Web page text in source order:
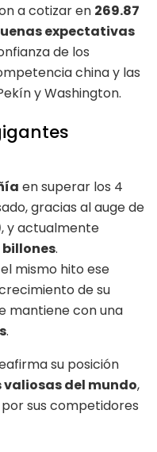
a cotizar en 269.87
expectativas
de los
china y las
y Washington.
en superar los 4
gracias al auge de
, y actualmente
billones.
mismo hito ese
de su
mantiene con una
.
su posición
valiosas del mundo,
sus competidores